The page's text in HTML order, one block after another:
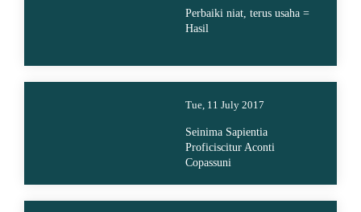
Perbaiki niat, terus usaha =
Hasil
Tue, 11 July 2017
Seinima Sapientia
Proficiscitur Aconti
Copassuni